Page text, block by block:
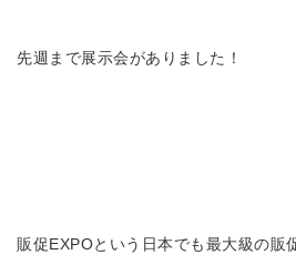
先週まで展示会がありました！
販促EXPOという日本でも最大級の販